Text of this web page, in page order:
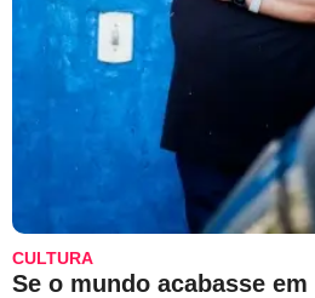
CULTURA
Se o mundo acabasse em